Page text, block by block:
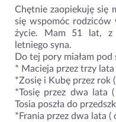
Chętnie zaopiekuję się
się wspomóc rodziców
życie. Mam 51 lat, z
letniego syna.
Do tej pory miałam pod
* Macieja przez trzy
*Zosię i Kubę przez rok
*Tosię przez dwa lata
Tosia poszła do
*Frania przez dwa lata (